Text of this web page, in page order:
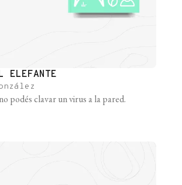
ELEFANTE
podés clavar un virus a la pared.